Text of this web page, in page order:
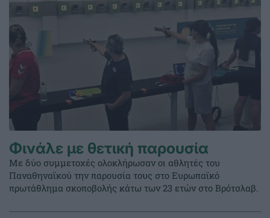
Φινάλε με θετική παρουσία
Με δύο συμμετοχές ολοκλήρωσαν οι αθλητές του
Παναθηναϊκού την παρουσία τους στο Ευρωπαϊκό
πρωτάθλημα σκοποβολής κάτω των 23 ετών στο Βρότσλαβ.